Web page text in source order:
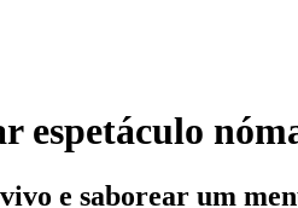
e saborear um